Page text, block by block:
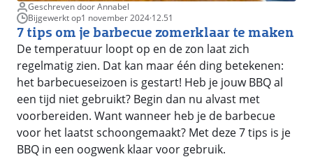
Geschreven door Annabel
Bijgewerkt op1 november 2024·12.51
7 tips om je barbecue zomerklaar te maken
De temperatuur loopt op en de zon laat zich
regelmatig zien. Dat kan maar één ding betekenen:
het barbecueseizoen is gestart! Heb je jouw BBQ al
een tijd niet gebruikt? Begin dan nu alvast met
voorbereiden. Want wanneer heb je de barbecue
voor het laatst schoongemaakt? Met deze 7 tips is je
BBQ in een oogwenk klaar voor gebruik.